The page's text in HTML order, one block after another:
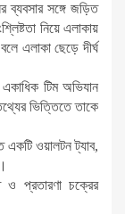
ব্যবসার সঙ্গে জড়িত
নিয়ে এলাকায়
এলাকা ছেড়ে দীর্ঘ
একাধিক টিম অভিযান
ভিত্তিতে তাকে
একটি ওয়ালটন ট্যাব,
ও প্রতারণা চক্রের